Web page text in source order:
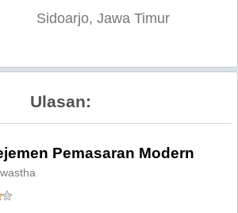
Sidoarjo, Jawa Timur
Ulasan:
Pemasaran Modern